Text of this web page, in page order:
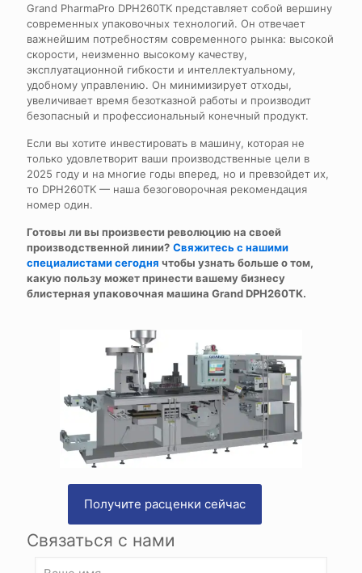
Grand PharmaPro DPH260TK представляет собой вершину
современных упаковочных технологий. Он отвечает
важнейшим потребностям современного рынка: высокой
скорости, неизменно высокому качеству,
эксплуатационной гибкости и интеллектуальному,
удобному управлению. Он минимизирует отходы,
увеличивает время безотказной работы и производит
безопасный и профессиональный конечный продукт.
Если вы хотите инвестировать в машину, которая не
только удовлетворит ваши производственные цели в
2025 году и на многие годы вперед, но и превзойдет их,
то DPH260TK — наша безоговорочная рекомендация
номер один.
Готовы ли вы произвести революцию на своей
производственной линии? Свяжитесь с нашими
специалистами сегодня чтобы узнать больше о том,
какую пользу может принести вашему бизнесу
блистерная упаковочная машина Grand DPH260TK.
Получите расценки сейчас
Связаться с нами